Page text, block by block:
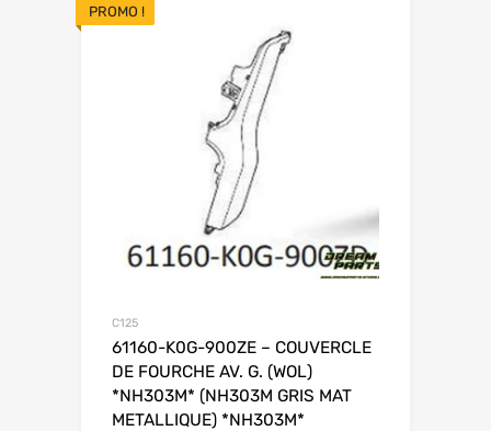
PROMO !
C125
61160-K0G-900ZE – COUVERCLE
DE FOURCHE AV. G. (WOL)
*NH303M* (NH303M GRIS MAT
METALLIQUE) *NH303M*